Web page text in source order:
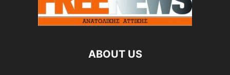
ABOUT US